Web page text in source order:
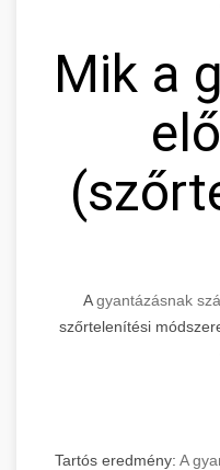
Mik a
Agyantázásnak
szőrtelenítési
Tartós eredmény: A